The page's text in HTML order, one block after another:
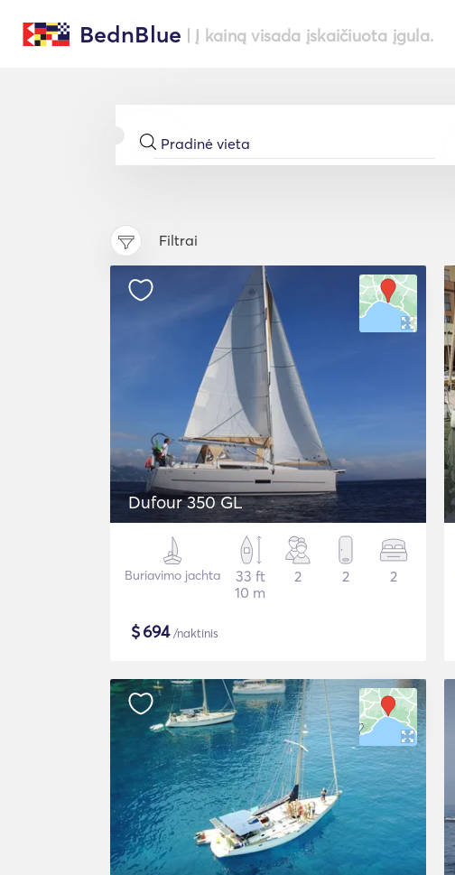
BednBlue | Į kainą visada įskaičiuota įgula.
Filtrai
Dufour 350 GL
Buriavimo jachta
33 ft
10 m
2 2 2
$694/naktinis